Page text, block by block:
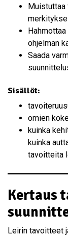
ohjelman
Saada
Sisällöt:
omien
kuinka
kuinka
tavoitteita
Kertaus
Leirin tavoitteet